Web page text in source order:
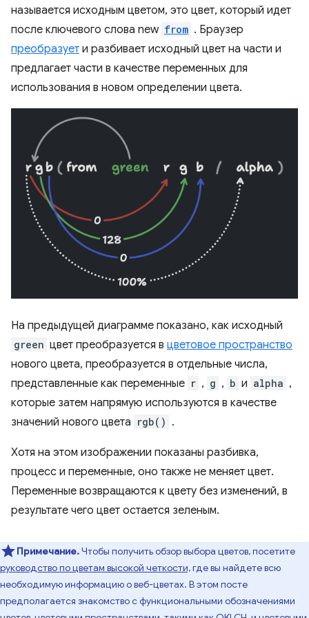
называется исходным цветом, это цвет, который идет
после ключевого слова new from . Браузер
преобразует и разбивает исходный цвет на части и
предлагает части в качестве переменных для
использования в новом определении цвета.
На предыдущей диаграмме показано, как исходный
green цвет преобразуется в цветовое пространство
нового цвета, преобразуется в отдельные числа,
представленные как переменные r , g , b и alpha ,
которые затем напрямую используются в качестве
значений нового цвета rgb() .
Хотя на этом изображении показаны разбивка,
процесс и переменные, оно также не меняет цвет.
Переменные возвращаются к цвету без изменений, в
результате чего цвет остается зеленым.
Примечание.Чтобы получить обзор выбора цветов, посетите
руководство по цветам высокой четкости,где вы найдете всю
необходимую информацию о веб-цветах. В этом посте
предполагается знакомство с функциональными обозначениями